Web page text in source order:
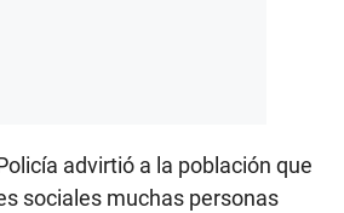
advirtió a la población que
sociales muchas personas